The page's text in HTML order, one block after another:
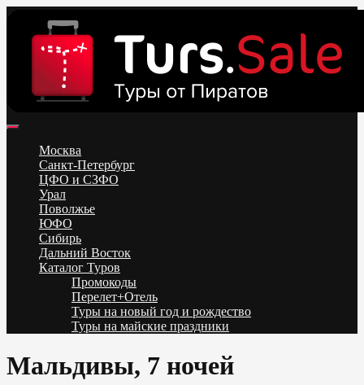
content
Низкие цены на путевки 3-7-10 ночей все включено, отдых на
море. Распродажа экскурсионных и горнолыжных туров.
Обновление каждый день. Официальный сайт Тур Сейл
Москва
Санкт-Петербург
ЦФО и СЗФО
Урал
Поволжье
ЮФО
Сибирь
Дальний Восток
Каталог Туров
Промокоды
Перелет+Отель
Туры на новый год и рождество
Туры на майские праздники
Мальдивы, 7 ночей